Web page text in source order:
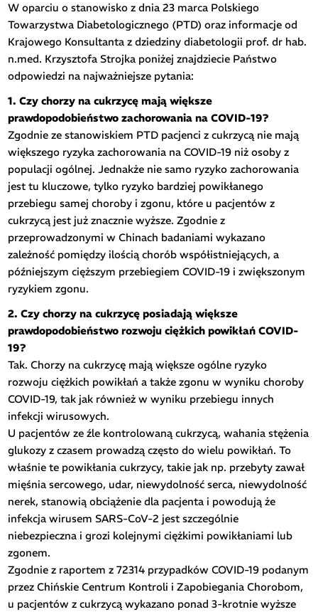
W oparciu o stanowisko z dnia 23 marca Polskiego
Towarzystwa Diabetologicznego (PTD) oraz informacje od
Krajowego Konsultanta z dziedziny diabetologii prof. dr hab.
n.med. Krzysztofa Strojka poniżej znajdziecie Państwo
odpowiedzi na najważniejsze pytania:
1. Czy chorzy na cukrzycę mają większe
prawdopodobieństwo zachorowania na COVID-19?
Zgodnie ze stanowiskiem PTD pacjenci z cukrzycą nie mają
większego ryzyka zachorowania na COVID-19 niż osoby z
populacji ogólnej. Jednakże nie samo ryzyko zachorowania
jest tu kluczowe, tylko ryzyko bardziej powikłanego
przebiegu samej choroby i zgonu, które u pacjentów z
cukrzycą jest już znacznie wyższe. Zgodnie z
przeprowadzonymi w Chinach badaniami wykazano
zależność pomiędzy ilością chorób współistniejących, a
późniejszym cięższym przebiegiem COVID-19 i zwiększonym
ryzykiem zgonu.
2. Czy chorzy na cukrzycę posiadają większe
prawdopodobieństwo rozwoju ciężkich powikłań COVID-
19?
Tak. Chorzy na cukrzycę mają większe ogólne ryzyko
rozwoju ciężkich powikłań a także zgonu w wyniku choroby
COVID-19, tak jak również w wyniku przebiegu innych
infekcji wirusowych.
U pacjentów ze źle kontrolowaną cukrzycą, wahania stężenia
glukozy z czasem prowadzą często do wielu powikłań. To
właśnie te powikłania cukrzycy, takie jak np. przebyty zawał
mięśnia sercowego, udar, niewydolność serca, niewydolność
nerek, stanowią obciążenie dla pacjenta i powodują że
infekcja wirusem SARS-CoV-2 jest szczególnie
niebezpieczna i grozi kolejnymi ciężkimi powikłaniami lub
zgonem.
Zgodnie z raportem z 72314 przypadków COVID-19 podanym
przez Chińskie Centrum Kontroli i Zapobiegania Chorobom,
u pacjentów z cukrzycą wykazano ponad 3-krotnie wyższe